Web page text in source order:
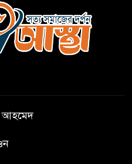
১১ দলের নেতারা
দিয়েছে শেখ হাসিনা
পদযাত্রা আটকে দিলো
আহমেদ